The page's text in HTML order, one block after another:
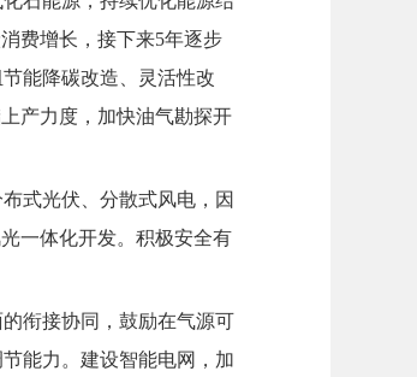
费增长，接下来5年逐步
能降碳改造、灵活性改
产力度，加快油气勘探开
式光伏、分散式风电，因
一体化开发。积极安全有
衔接协同，鼓励在气源可
能力。建设智能电网，加